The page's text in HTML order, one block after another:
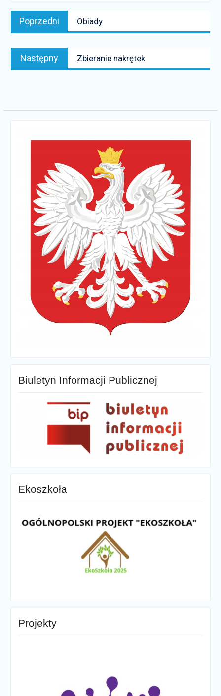
Nawigacja
wpisu
Poprzedni
news:
Obiady
Następny
news:
Zbieranie nakrętek
Biuletyn Informacji Publicznej
Ekoszkoła
Projekty